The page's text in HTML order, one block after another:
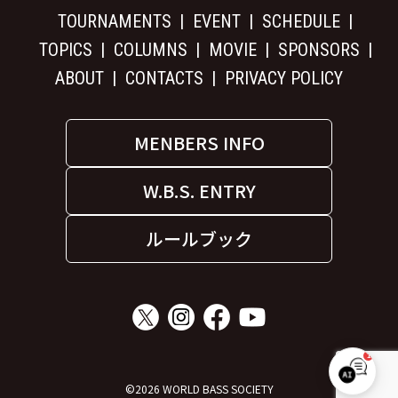
TOURNAMENTS EVENT
SCHEDULE
TOPICS
COLUMNS MOVIE
SPONSORS
ABOUT
CONTACTS PRIVACY POLICY
MENBERS INFO
W.B.S. ENTRY
ルールブック
©2026 WORLD BASS SOCIETY
1